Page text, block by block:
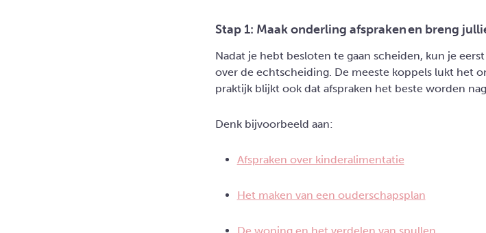
Stap 1: Maak onderling afspraken en breng
Nadat je hebt besloten te gaan scheiden, kun je
over de echtscheiding. De meeste koppels lukt het
praktijk blijkt ook dat afspraken het beste worden
Denk bijvoorbeeld aan:
Afspraken over kinderalimentatie
Het maken van een ouderschapsplan